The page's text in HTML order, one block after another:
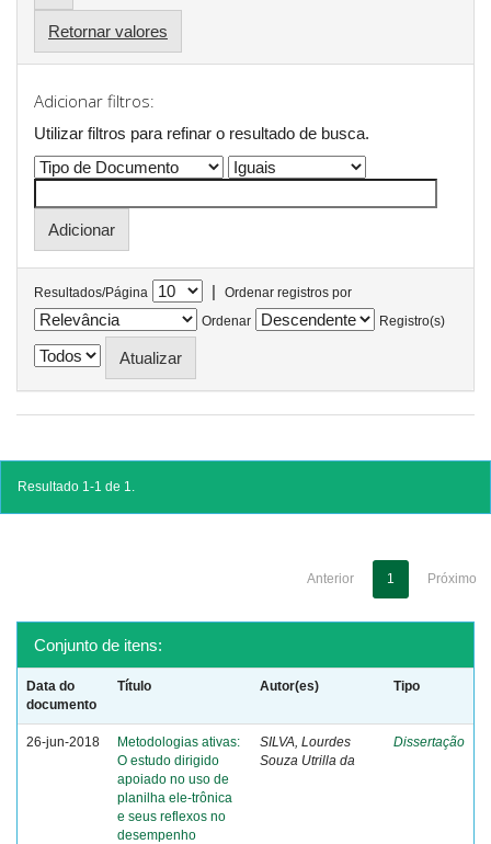
Retornar valores
Adicionar filtros:
Utilizar filtros para refinar o resultado de busca.
Resultados/Página |
Ordenar registros por
Ordenar
Registro(s)
Resultado 1-1 de 1.
Anterior 1 Próximo
Conjunto de itens:
Data do
documento
Título Autor(es) Tipo
26-jun-2018
Metodologias ativas:
O estudo dirigido
apoiado no uso de
planilha ele-trônica
e seus reflexos no
desempenho
SILVA, Lourdes
Souza Utrilla da
Dissertação